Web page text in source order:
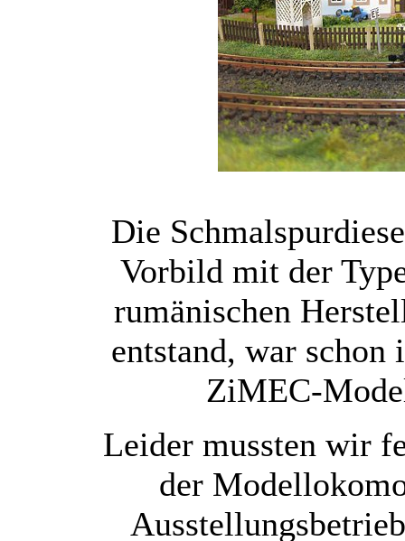
Die
Vorbild mit der
rumänischen
entstand, war schon
ZiMEC-
Leider mussten wir
der